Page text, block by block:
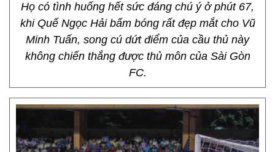
Họ có tình huống hết sức đáng chú ý ở phút 67,
khi Quế Ngọc Hải bấm bóng rất đẹp mắt cho Vũ
Minh Tuấn, song cú dứt điểm của cầu thủ này
không chiến thắng được thủ môn của Sài Gòn
FC.